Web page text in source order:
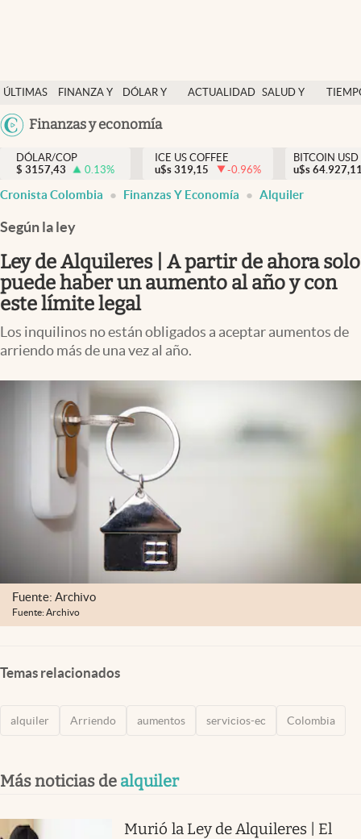
ÚLTIMAS
NOTICIAS
FINANZA Y
DÓLAR Y
ACTUALIDAD SALUD Y
México
Finanzas y economía
Salud y nutrición
Vida espiritual
Actualidad
Colombia
DÓLAR/COP
$ 3157,43 0.13%
ICE US COFFEE
u$s 319,15 -0.96%
BITCOIN USD
u$s
Cronista Colombia Finanzas Y Economía Alquiler
Según la ley
Ley de Alquileres | A partir de ahora solo
puede haber un aumento al año y con
este límite legal
Los inquilinos no están obligados a aceptar aumentos de
arriendo más de una vez al año.
Fuente: Archivo
Fuente: Archivo
Temas relacionados
alquiler Arriendo aumentos servicios-ec Colombia
Más noticias de alquiler
Murió la Ley de Alquileres | El